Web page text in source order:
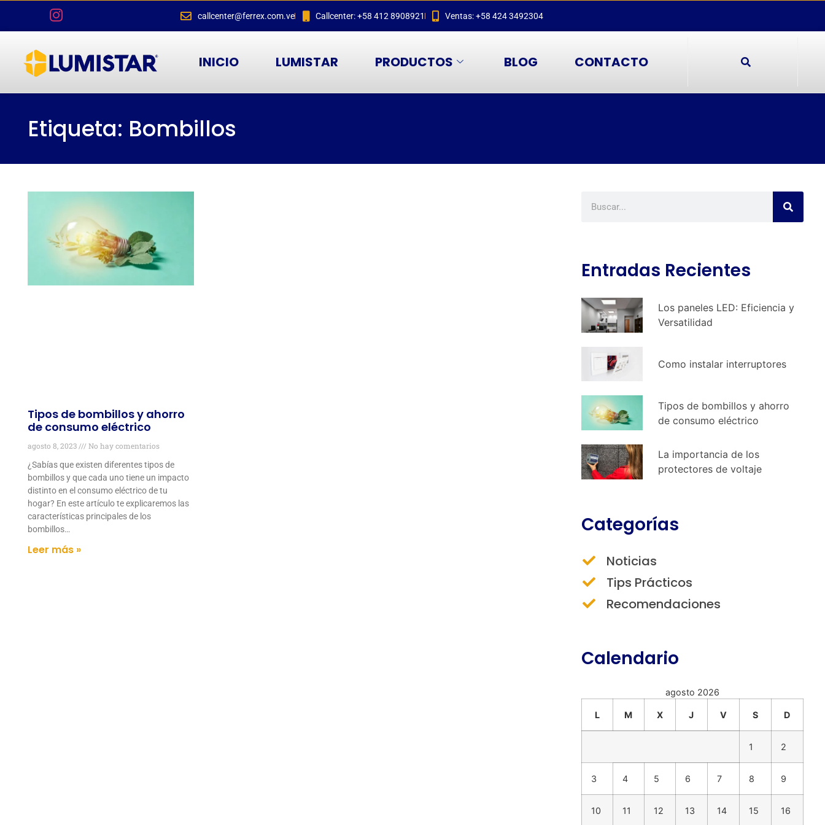
callcenter@ferrex.com.ve Callcenter: +58 412 8908921 Ventas: +58 424 3492304
INICIO LUMISTAR PRODUCTOS BLOG CONTACTO
Etiqueta: Bombillos
Tipos de bombillos y ahorro
de consumo eléctrico
agosto 8, 2023
No hay comentarios
¿Sabías que existen diferentes tipos de
bombillos y que cada uno tiene un impacto
distinto en el consumo eléctrico de tu
hogar? En este artículo te explicaremos las
características principales de los
bombillos…
Leer más »
Entradas Recientes
Los paneles LED: Eficiencia y
Versatilidad
Como instalar interruptores
Tipos de bombillos y ahorro
de consumo eléctrico
La importancia de los
protectores de voltaje
Categorías
Noticias
Tips Prácticos
Recomendaciones
Calendario
agosto 2026
L M X J V S D
1 2
3 4 5 6 7 8 9
10 11 12 13 14 15 16